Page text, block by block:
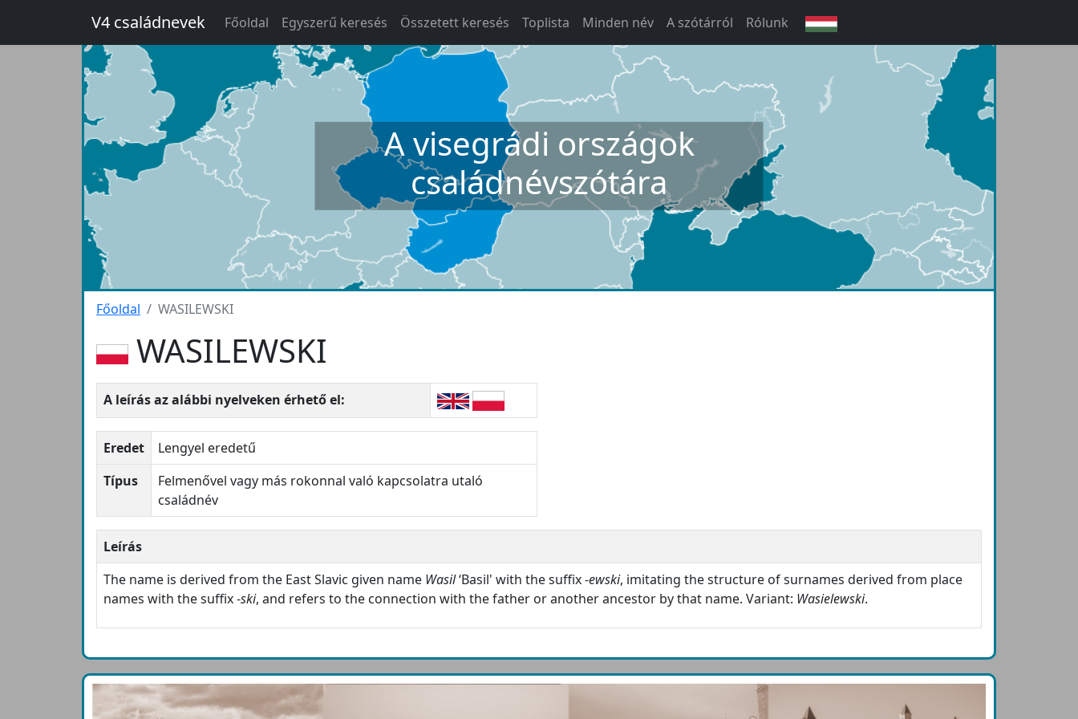
V4 családnevek Főoldal Egyszerű keresés Összetett keresés Toplista Minden név A szótárról Rólunk
A visegrádi országok
családnévszótára
Főoldal WASILEWSKI
WASILEWSKI
A leírás az alábbi nyelveken érhető el:
Eredet
Lengyel eredetű
Típus
Felmenővel vagy más rokonnal való kapcsolatra utaló
családnév
Leírás
The name is derived from the East Slavic given name Wasil‘Basil' with the suffix -ewski, imitating the structure of surnames derived from place
names with the suffix -ski, and refers to the connection with the father or another ancestor by that name. Variant: Wasielewski.